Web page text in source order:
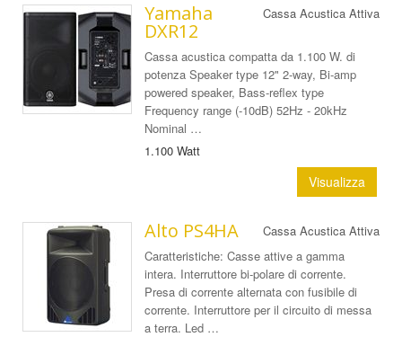
Cassa Acustica Attiva
Yamaha
DXR12
Cassa acustica compatta da 1.100 W. di
potenza Speaker type 12" 2-way, Bi-amp
powered speaker, Bass-reflex type
Frequency range (-10dB) 52Hz - 20kHz
Nominal …
1.100 Watt
Visualizza
Cassa Acustica Attiva
Alto PS4HA
Caratteristiche: Casse attive a gamma
intera. Interruttore bi-polare di corrente.
Presa di corrente alternata con fusibile di
corrente. Interruttore per il circuito di messa
a terra. Led …